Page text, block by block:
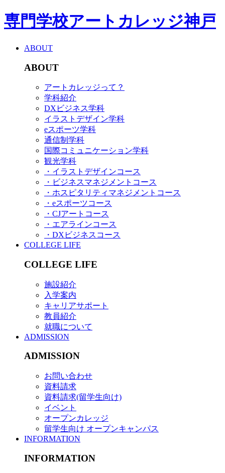
専門学校アートカレッジ神戸
ABOUT
ABOUT
アートカレッジって？
学科紹介
DXビジネス学科
イラストデザイン学科
eスポーツ学科
通信制学科
国際コミュニケーション学科
観光学科
・イラストデザインコース
・ビジネスマネジメントコース
・ホスピタリティマネジメントコース
・eスポーツコース
・CJアートコース
・エアラインコース
・DXビジネスコース
COLLEGE LIFE
COLLEGE LIFE
施設紹介
入学案内
キャリアサポート
教員紹介
就職について
ADMISSION
ADMISSION
お問い合わせ
資料請求
資料請求(留学生向け)
イベント
オープンカレッジ
留学生向け オープンキャンパス
INFORMATION
INFORMATION